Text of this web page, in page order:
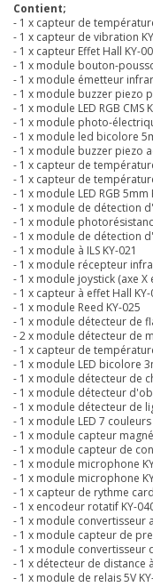
Contient;
- 1 x capteur de
- 1 x capteur de vibration
- 1 x capteur Effet Hall KY-
- 1 x module bouton-
- 1 x module émetteur
- 1 x module buzzer piezo
- 1 x module LED RGB CMS
- 1 x module photo-
- 1 x module led bicolore
- 1 x module buzzer piezo
- 1 x capteur de
- 1 x capteur de
- 1 x module LED RGB 5mm
- 1 x module de détection
- 1 x module
- 1 x module de détection
- 1 x module à ILS KY-021
- 1 x module récepteur
- 1 x module joystick (axe X
- 1 x capteur à effet Hall
- 1 x module Reed KY-025
- 1 x module détecteur de
- 2 x module détecteur de
- 1 x capteur de
- 1 x module LED bicolore
- 1 x module détecteur de
- 1 x module détecteur
- 1 x module détecteur de
- 1 x module LED 7
- 1 x module capteur
- 1 x module capteur de
- 1 x module microphone
- 1 x module microphone
- 1 x capteur de rythme
- 1 x encodeur rotatif KY-
- 1 x module convertisseur
- 1 x module capteur de
- 1 x module convertisseur
- 1 x détecteur de distance
- 1 x module de relais 5V